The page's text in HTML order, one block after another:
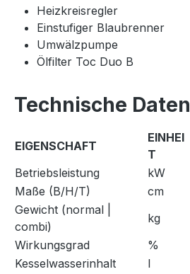
Heizkreisregler
Einstufiger Blaubrenner
Umwälzpumpe
Ölfilter Toc Duo B
Technische Daten
EIGENSCHAFT
EINHEI
T
Betriebsleistung
kW
Maße (B/H/T)
cm
Gewicht (normal |
combi)
kg
Wirkungsgrad
%
Kesselwasserinhalt
l